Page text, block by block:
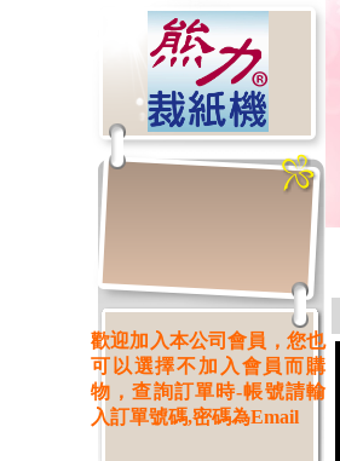
歡迎加入本公司會員，您也
可以選擇不加入會員而購
物，查詢訂單時-帳號請輸
入訂單號碼,密碼為Email